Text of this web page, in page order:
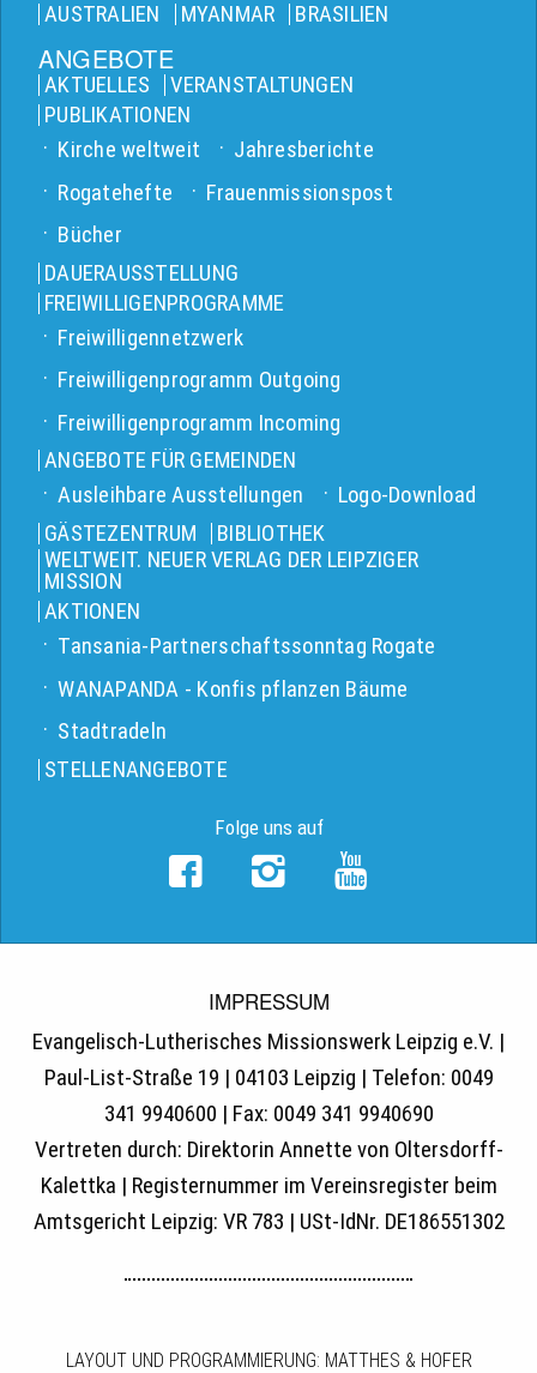
AUSTRALIEN
MYANMAR BRASILIEN
ANGEBOTE
AKTUELLES
VERANSTALTUNGEN
PUBLIKATIONEN
Kirche weltweit
Jahresberichte
Rogatehefte
Frauenmissionspost
Bücher
DAUERAUSSTELLUNG
FREIWILLIGENPROGRAMME
Freiwilligennetzwerk
Freiwilligenprogramm Outgoing
Freiwilligenprogramm Incoming
ANGEBOTE FÜR GEMEINDEN
Ausleihbare Ausstellungen
Logo-Download
GÄSTEZENTRUM
BIBLIOTHEK
WELTWEIT. NEUER VERLAG DER LEIPZIGER
MISSION
AKTIONEN
Tansania-Partnerschaftssonntag Rogate
WANAPANDA - Konfis pflanzen Bäume
Stadtradeln
STELLENANGEBOTE
Folge uns auf
IMPRESSUM
Evangelisch-Lutherisches Missionswerk Leipzig e.V. |
Paul-List-Straße 19 | 04103 Leipzig | Telefon: 0049
341 9940600 | Fax: 0049 341 9940690
Vertreten durch: Direktorin Annette von Oltersdorff-
Kalettka | Registernummer im Vereinsregister beim
Amtsgericht Leipzig: VR 783 | USt-IdNr. DE186551302
LAYOUT UND PROGRAMMIERUNG: MATTHES & HOFER